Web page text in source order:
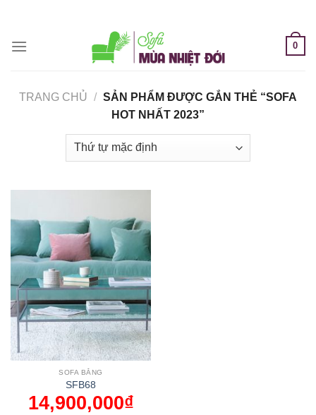
content
0
TRANG CHỦ / SẢN PHẨM ĐƯỢC GẮN THẺ “SOFA
HOT NHẤT 2023”
SOFA BĂNG
SFB68
14,900,000₫